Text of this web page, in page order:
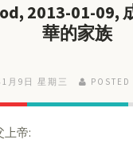
2013-01-09,
華的家族
1月9日 星期三 POSTED
上帝: